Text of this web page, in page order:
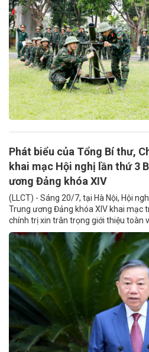
Phát biểu của Tổng Bí thư,
khai mạc Hội nghị lần thứ 3
ương Đảng khóa XIV
(LLCT) - Sáng 20/7, tại Hà Nội, Hội
Trung ương Đảng khóa XIV khai mạc
chính trị xin trân trọng giới thiệu toàn